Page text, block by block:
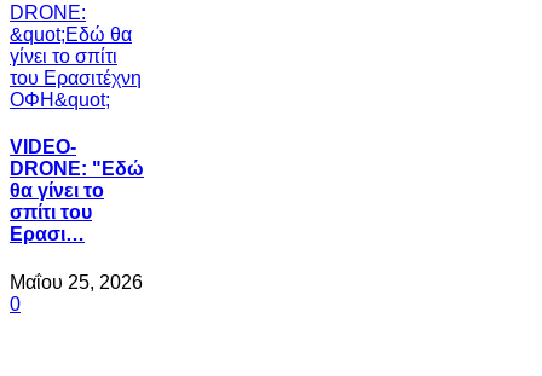
VIDEO-
DRONE: "Εδώ
θα γίνει το
σπίτι του
Ερασι…
Μαΐου 25, 2026
0